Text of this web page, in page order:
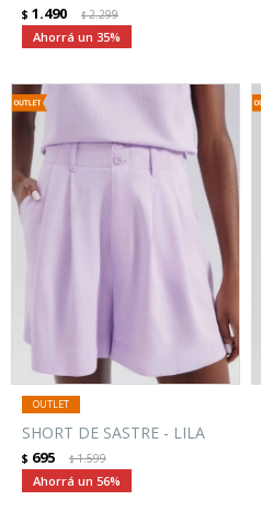
$ 1.490 $2.299
35
SHORT DE SASTRE - LILA
$ 695 $1.599
56